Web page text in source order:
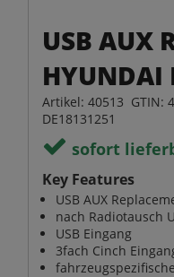
USB AUX
HYUNDAI
Artikel: 40513 GTIN:
DE18131251
sofort
Key Features
USB AUX
nach Radiotausch
USB Eingang
3fach Cinch